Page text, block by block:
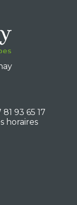
93 65 17
horaires